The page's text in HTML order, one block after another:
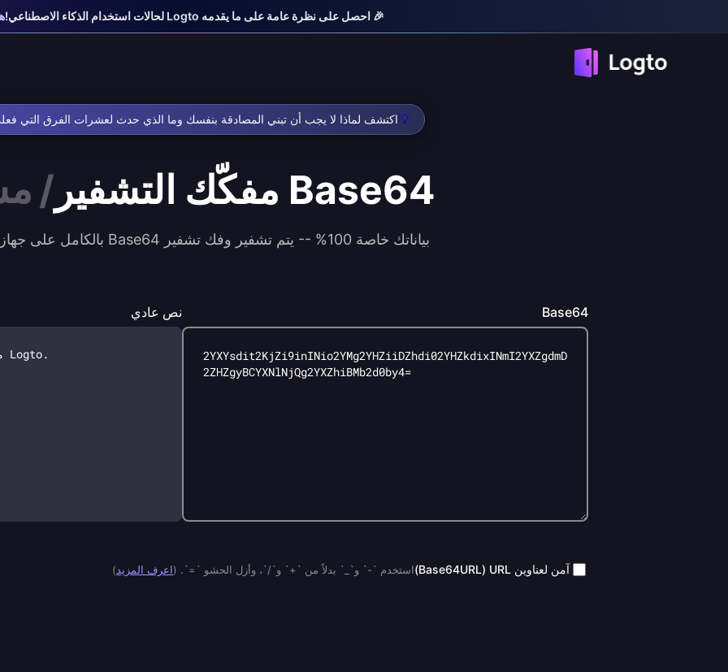
🎉 احصل على نظرة عامة على ما يقدمه Logto لحالات استخدام الذكاء الاصطناعي!
💡اكتشف لماذا لا يجب أن تبني المصادقة بنفسك وما الذي حدث لعشرات الفرق التي
Base64 مفكّك التشفير /
بياناتك خاصة 100% -- يتم تشفير وفك تشفير Base64 بالكامل على جهازك مباشرة.
نص عادي Base64
آمن لعناوين URL ‏(Base64URL) استخدم `-` و`_` بدلاً من `+` و`/`، وأزل الحشو `=`. (اعرف المزيد)